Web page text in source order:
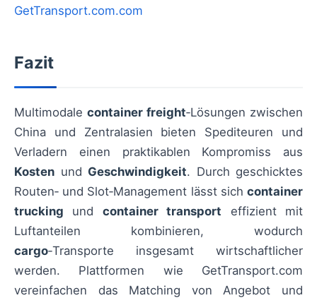
GetTransport.com.com
Fazit
Multimodale container freight‑Lösungen zwischen
China und Zentralasien bieten Spediteuren und
Verladern einen praktikablen Kompromiss aus
Kosten und Geschwindigkeit. Durch geschicktes
Routen‑ und Slot‑Management lässt sich container
trucking und container transport effizient mit
Luftanteilen kombinieren, wodurch
cargo‑Transporte insgesamt wirtschaftlicher
werden. Plattformen wie GetTransport.com
vereinfachen das Matching von Angebot und